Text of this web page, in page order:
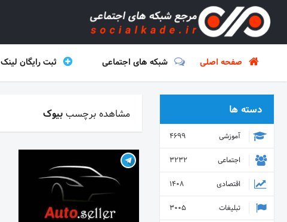
صفحه اصلی شبکه های اجتماعی ثبت رایگان لینک
مشاهده برچسب بیوک دسته ها
آموزشی
4699
اجتماعی
3232
اقتصادی
1408
تبلیغات
3005